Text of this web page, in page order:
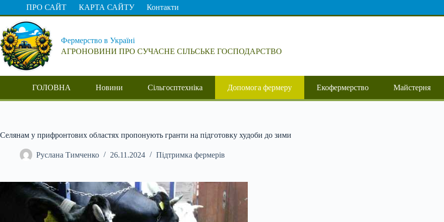
Перейти
вмісту
ПРО САЙТ КАРТА САЙТУ Контакти
Фермерство в Україні
АГРОНОВИНИ ПРО СУЧАСНЕ СІЛЬСЬКЕ ГОСПОДАРСТВО
ГОЛОВНА Новини Сільгосптехніка Допомога фермеру Екофермерство Майстерня
Селянам у прифронтових областях пропонують гранти на підготовку худоби до зими
Руслана Тимченко 26.11.2024 Підтримка фермерів